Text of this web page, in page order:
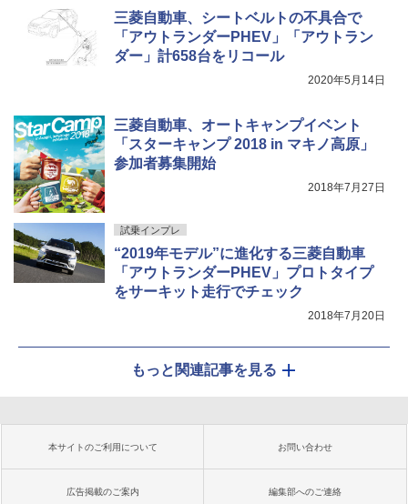
三菱自動車、シートベルトの不具合で
「アウトランダーPHEV」「アウトラン
ダー」計658台をリコール
2020年5月14日
三菱自動車、オートキャンプイベント
「スターキャンプ 2018 in マキノ高原」
参加者募集開始
2018年7月27日
試乗インプレ
“2019年モデル”に進化する三菱自動車
「アウトランダーPHEV」プロトタイプ
をサーキット走行でチェック
2018年7月20日
もっと関連記事を見る
本サイトのご利用について お問い合わせ
広告掲載のご案内 編集部へのご連絡